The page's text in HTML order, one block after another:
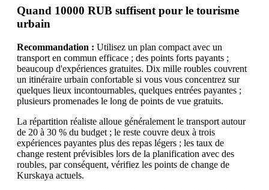
Quand 10000 RUB suffisent pour le tourisme
urbain
Recommandation : Utilisez un plan compact avec un
transport en commun efficace ; des points forts payants ;
beaucoup d'expériences gratuites. Dix mille roubles couvrent
un itinéraire urbain confortable si vous vous concentrez sur
quelques lieux incontournables, quelques entrées payantes ;
plusieurs promenades le long de points de vue gratuits.
La répartition réaliste alloue généralement le transport autour
de 20 à 30 % du budget ; le reste couvre deux à trois
expériences payantes plus des repas légers ; les taux de
change restent prévisibles lors de la planification avec des
roubles, par conséquent, vérifiez les points de change de
Kurskaya actuels.